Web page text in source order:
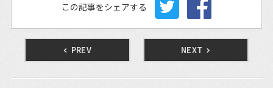
この記事をシェアする
PREV NEXT